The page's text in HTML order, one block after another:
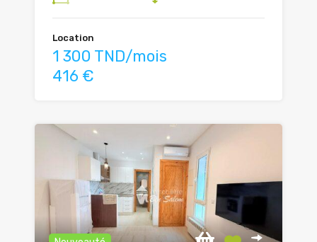
Location
1 300 TND/mois
416 €